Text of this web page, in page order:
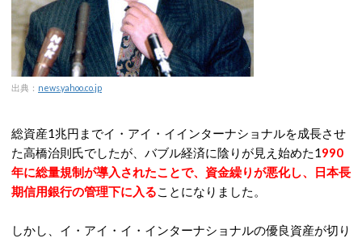
出典： news.yahoo.co.jp
総資産1兆円までイ・アイ・イインターナショナルを成長させ
た高橋治則氏でしたが、バブル経済に陰りが見え始めた1990
年に総量規制が導入されたことで、資金繰りが悪化し、日本長
期信用銀行の管理下に入ることになりました。
しかし、イ・アイ・イ・インターナショナルの優良資産が切り